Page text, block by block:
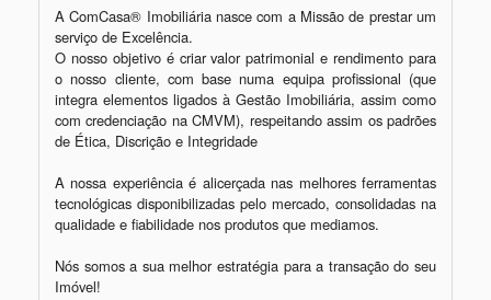
A ComCasa® Imobiliária nasce com a Missão de prestar um
serviço de Excelência.
O nosso objetivo é criar valor patrimonial e rendimento para
o nosso cliente, com base numa equipa profissional (que
integra elementos ligados à Gestão Imobiliária, assim como
com credenciação na CMVM), respeitando assim os padrões
de Ética, Discrição e Integridade
A nossa experiência é alicerçada nas melhores ferramentas
tecnológicas disponibilizadas pelo mercado, consolidadas na
qualidade e fiabilidade nos produtos que mediamos.
Nós somos a sua melhor estratégia para a transação do seu
Imóvel!